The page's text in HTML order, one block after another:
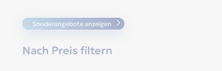
Sonderangebote anzeigen
Nach Preis filtern